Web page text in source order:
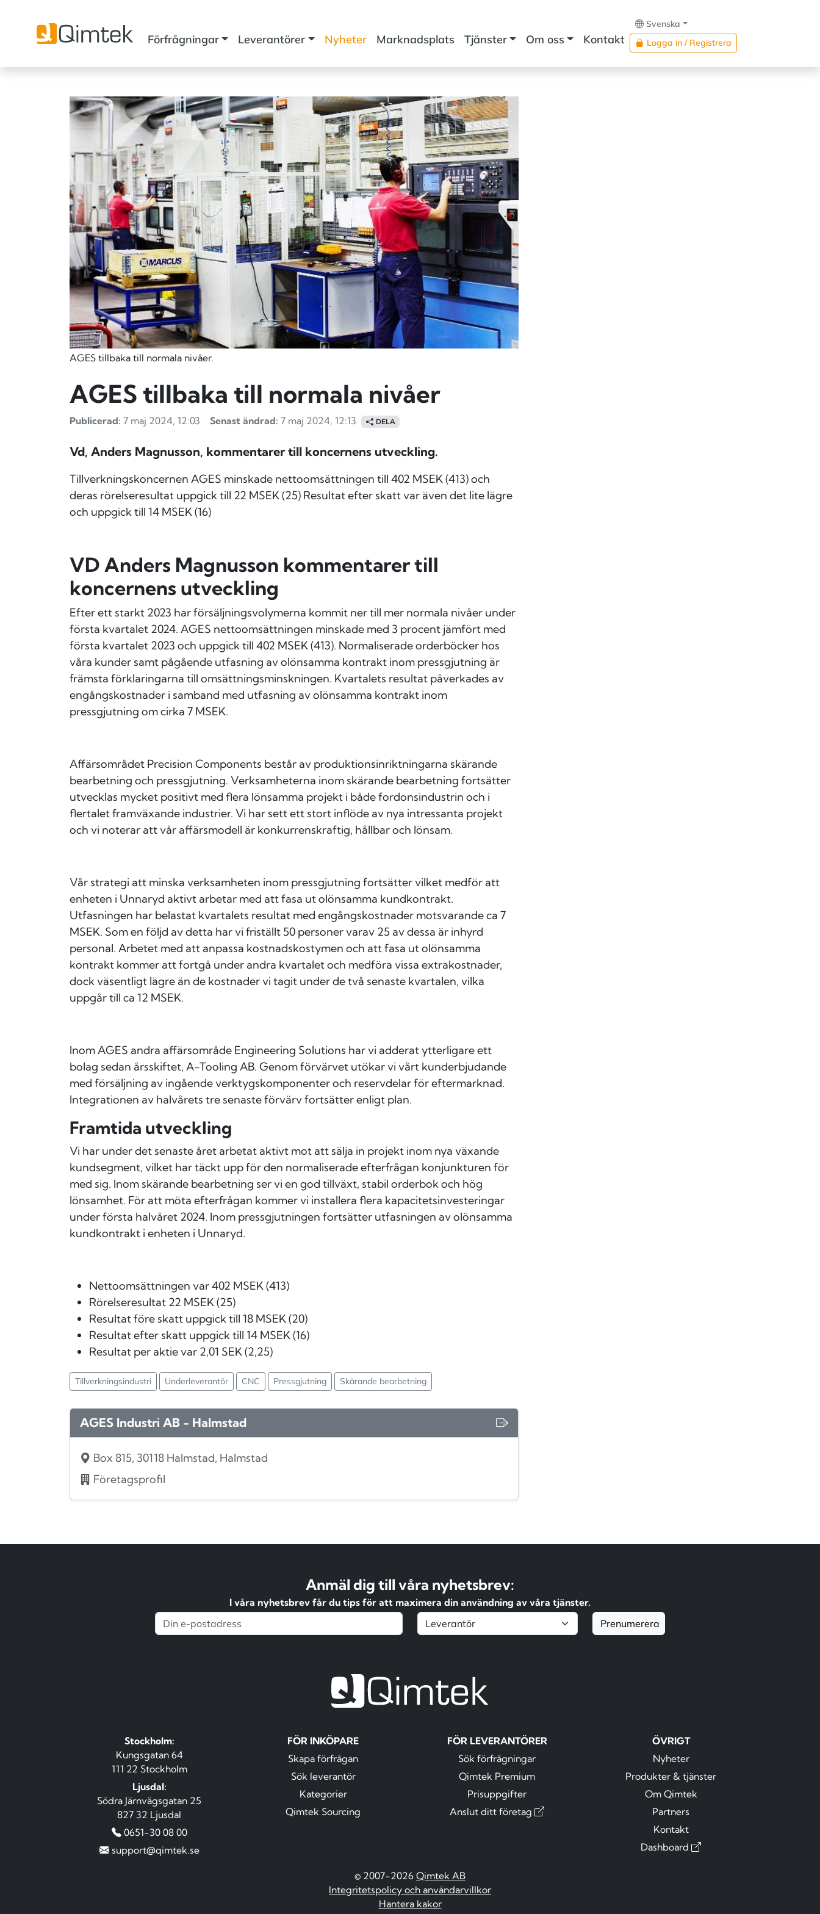
Förfrågningar Leverantörer Nyheter Marknadsplats Tjänster Om oss Kontakt
Svenska
Logga in / Registrera
AGES tillbaka till normala nivåer.
AGES tillbaka till normala nivåer
Publicerad: 7 maj 2024, 12:03 Senast ändrad: 7 maj 2024, 12:13 DELA
Vd, Anders Magnusson, kommentarer till koncernens utveckling.
Tillverkningskoncernen AGES minskade nettoomsättningen till 402 MSEK (413) och
deras rörelseresultat uppgick till 22 MSEK (25) Resultat efter skatt var även det lite lägre
och uppgick till 14 MSEK (16)
VD Anders Magnusson kommentarer till
koncernens utveckling
Efter ett starkt 2023 har försäljningsvolymerna kommit ner till mer normala nivåer under
första kvartalet 2024. AGES nettoomsättningen minskade med 3 procent jämfört med
första kvartalet 2023 och uppgick till 402 MSEK (413). Normaliserade orderböcker hos
våra kunder samt pågående utfasning av olönsamma kontrakt inom pressgjutning är
främsta förklaringarna till omsättningsminskningen. Kvartalets resultat påverkades av
engångskostnader i samband med utfasning av olönsamma kontrakt inom
pressgjutning om cirka 7 MSEK.
Affärsområdet Precision Components består av produktionsinriktningarna skärande
bearbetning och pressgjutning. Verksamheterna inom skärande bearbetning fortsätter
utvecklas mycket positivt med flera lönsamma projekt i både fordonsindustrin och i
flertalet framväxande industrier. Vi har sett ett stort inflöde av nya intressanta projekt
och vi noterar att vår affärsmodell är konkurrenskraftig, hållbar och lönsam.
Vår strategi att minska verksamheten inom pressgjutning fortsätter vilket medför att
enheten i Unnaryd aktivt arbetar med att fasa ut olönsamma kundkontrakt.
Utfasningen har belastat kvartalets resultat med engångskostnader motsvarande ca 7
MSEK. Som en följd av detta har vi friställt 50 personer varav 25 av dessa är inhyrd
personal. Arbetet med att anpassa kostnadskostymen och att fasa ut olönsamma
kontrakt kommer att fortgå under andra kvartalet och medföra vissa extrakostnader,
dock väsentligt lägre än de kostnader vi tagit under de två senaste kvartalen, vilka
uppgår till ca 12 MSEK.
Inom AGES andra affärsområde Engineering Solutions har vi adderat ytterligare ett
bolag sedan årsskiftet, A-Tooling AB. Genom förvärvet utökar vi vårt kunderbjudande
med försäljning av ingående verktygskomponenter och reservdelar för eftermarknad.
Integrationen av halvårets tre senaste förvärv fortsätter enligt plan.
Framtida utveckling
Vi har under det senaste året arbetat aktivt mot att sälja in projekt inom nya växande
kundsegment, vilket har täckt upp för den normaliserade efterfrågan konjunkturen för
med sig. Inom skärande bearbetning ser vi en god tillväxt, stabil orderbok och hög
lönsamhet. För att möta efterfrågan kommer vi installera flera kapacitetsinvesteringar
under första halvåret 2024. Inom pressgjutningen fortsätter utfasningen av olönsamma
kundkontrakt i enheten i Unnaryd.
Nettoomsättningen var 402 MSEK (413)
Rörelseresultat 22 MSEK (25)
Resultat före skatt uppgick till 18 MSEK (20)
Resultat efter skatt uppgick till 14 MSEK (16)
Resultat per aktie var 2,01 SEK (2,25)
Tillverkningsindustri Underleverantör CNC Pressgjutning Skärande bearbetning
AGES Industri AB - Halmstad
Box 815, 30118 Halmstad, Halmstad
Företagsprofil
Anmäl dig till våra nyhetsbrev:
I våra nyhetsbrev får du tips för att maximera din användning av våra tjänster.
Prenumerera
Stockholm:
Kungsgatan 64
111 22 Stockholm
Ljusdal:
Södra Järnvägsgatan 25
827 32 Ljusdal
0651-30 08 00
support@qimtek.se
FÖR INKÖPARE
Skapa förfrågan
Sök leverantör
Kategorier
Qimtek Sourcing
FÖR LEVERANTÖRER
Sök förfrågningar
Qimtek Premium
Prisuppgifter
Anslut ditt företag
ÖVRIGT
Nyheter
Produkter & tjänster
Om Qimtek
Partners
Kontakt
Dashboard
© 2007-2026 Qimtek AB
Integritetspolicy och användarvillkor
Hantera kakor